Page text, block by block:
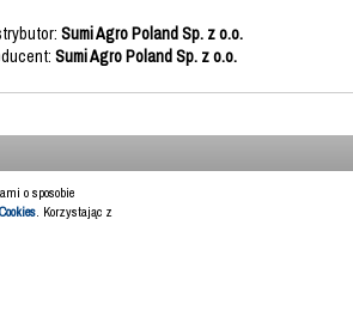
Sumi Agro Poland Sp. z o.o.
Sumi Agro Poland Sp. z o.o.
o sposobie
. Korzystając z